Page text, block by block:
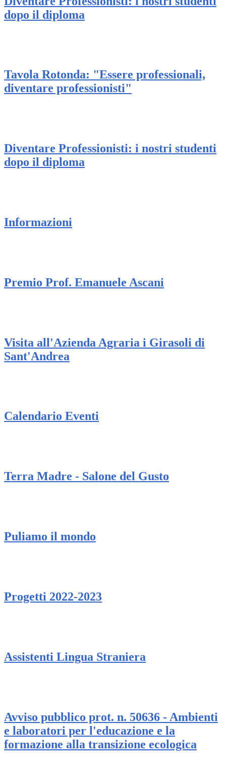
dopo il diploma
Tavola Rotonda: "Essere professionali,
diventare professionisti"
Diventare Professionisti: i nostri studenti
dopo il diploma
Informazioni
Premio Prof. Emanuele Ascani
Visita all'Azienda Agraria i Girasoli di
Sant'Andrea
Calendario Eventi
Terra Madre - Salone del Gusto
Puliamo il mondo
Progetti 2022-2023
Assistenti Lingua Straniera
Avviso pubblico prot. n. 50636 - Ambienti
e laboratori per l'educazione e la
formazione alla transizione ecologica